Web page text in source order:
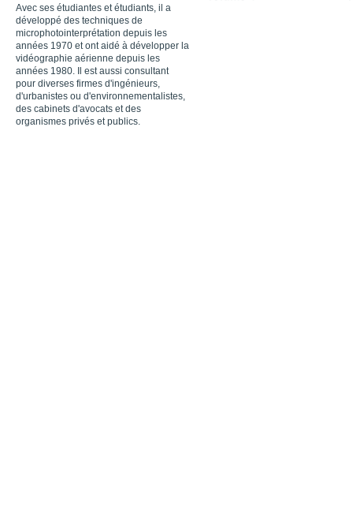
Avec ses étudiantes et étudiants, il a
développé des techniques de
microphotointerprétation depuis les
années 1970 et ont aidé à développer la
vidéographie aérienne depuis les
années 1980. Il est aussi consultant
pour diverses firmes d'ingénieurs,
d'urbanistes ou d'environnementalistes,
des cabinets d'avocats et des
organismes privés et publics.